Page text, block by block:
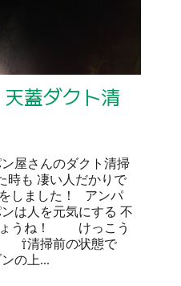
蓋ダクト清
屋さんのダクト清掃
時も 凄い人だかりで
しました！ アンパ
は人を元気にする 不
ょうね！ けっこう
⇧清掃前の状態で
の上...